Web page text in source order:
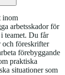
inom
arbetsskador för
teamet. Du får
och föreskrifter
förebyggande
praktiska
situationer som